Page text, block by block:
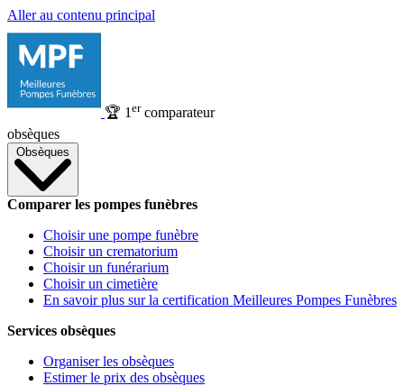
Aller au contenu principal
🏆 1 ercomparateur
obsèques
Obsèques
Comparer les pompes funèbres
Choisir une pompe funèbre
Choisir un crematorium
Choisir un funérarium
Choisir un cimetière
En savoir plus sur la certification Meilleures Pompes Funèbres
Services obsèques
Organiser les obsèques
Estimer le prix des obsèques